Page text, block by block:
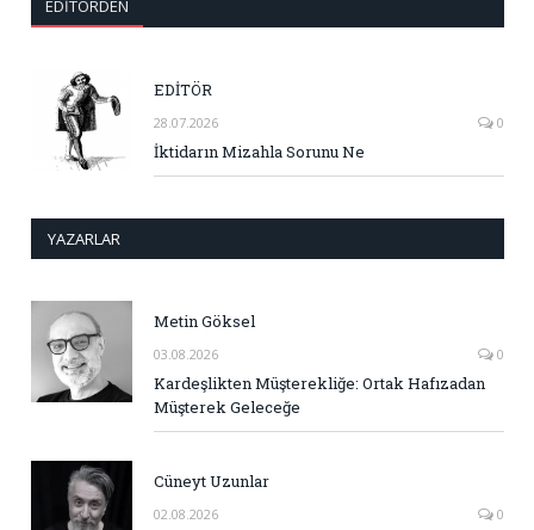
EDITÖRDEN
EDİTÖR
28.07.2026 0
İktidarın Mizahla Sorunu Ne
YAZARLAR
Metin Göksel
03.08.2026 0
Kardeşlikten Müşterekliğe: Ortak Hafızadan
Müşterek Geleceğe
Cüneyt Uzunlar
02.08.2026 0